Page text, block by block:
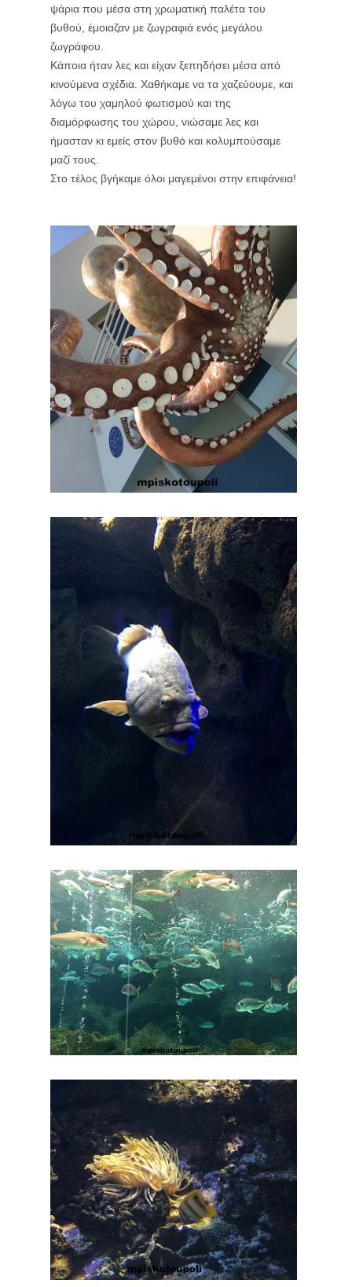
ψάρια που μέσα στη χρωματική παλέτα του
βυθού, έμοιαζαν με ζωγραφιά ενός μεγάλου
ζωγράφου.
Κάποια ήταν λες και είχαν ξεπηδήσει μέσα από
κινούμενα σχέδια. Χαθήκαμε να τα χαζεύουμε, και
λόγω του χαμηλού φωτισμού και της
διαμόρφωσης του χώρου, νιώσαμε λες και
ήμασταν κι εμείς στον βυθό και κολυμπούσαμε
μαζί τους.
Στο τέλος βγήκαμε όλοι μαγεμένοι στην επιφάνεια!